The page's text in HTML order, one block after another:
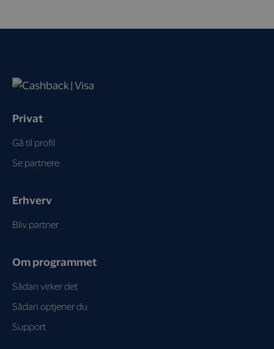
Privat
Gå til profil
Se partnere
Erhverv
Bliv partner
Om programmet
Sådan virker det
Sådan optjener du
Support